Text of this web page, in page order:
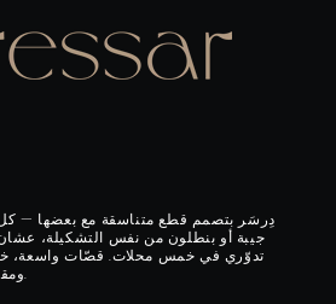
دِرسَر بتصمم قطع متناسقة مع بعضها — كل
جيبة أو بنطلون من نفس التشكيلة،
تدوّري في خمس محلات. قصّات واسعة،
ومقاسات صادقة بالسنتيمتر.